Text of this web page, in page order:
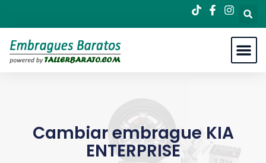
Cambiar embrague KIA
ENTERPRISE